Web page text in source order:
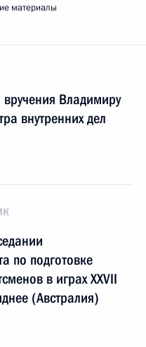
материалы
Владимиру
внутренних дел
по подготовке
в играх XXVII
(Австралия)